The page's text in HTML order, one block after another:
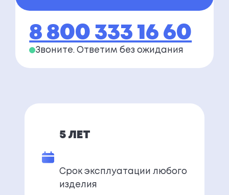
8 800 333 16 60
Звоните. Ответим без ожидания
5 ЛЕТ
Срок эксплуатации любого
изделия